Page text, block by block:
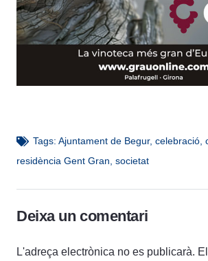
Tags: Ajuntament de Begur, celebració,
residència Gent Gran, societat
Deixa un comentari
L'adreça electrònica no es publicarà.